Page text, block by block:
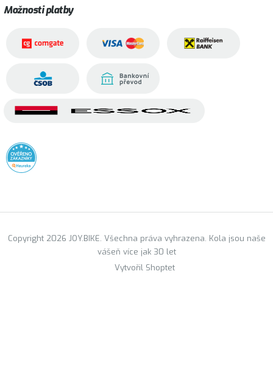
Možnosti platby
Vytvořil Shoptet
Copyright 2026 JOY.BIKE. Všechna práva vyhrazena. Kola jsou naše
vášeň více jak 30 let